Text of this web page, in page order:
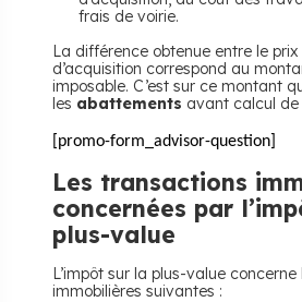
frais de voirie.
La différence obtenue entre le
d’acquisition correspond au
imposable. C’est sur ce montant
les abattements avant calcul de
[promo-form_advisor-question]
Les transactions
concernées par
plus-value
L’impôt sur la plus-value
immobilières suivantes :